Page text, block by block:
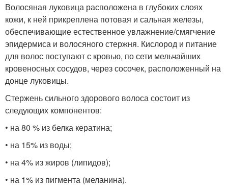
Волосяная луковица расположена в глубоких слоях
кожи, к ней прикреплена потовая и сальная железы,
обеспечивающие естественное увлажнение/смягчение
эпидермиса и волосяного стержня. Кислород и питание
для волос поступают с кровью, по сети мельчайших
кровеносных сосудов, через сосочек, расположенный на
донце луковицы.
Стержень сильного здорового волоса состоит из
следующих компонентов:
• на 80 % из белка кератина;
• на 15% из воды;
• на 4% из жиров (липидов);
• на 1% из пигмента (меланина).